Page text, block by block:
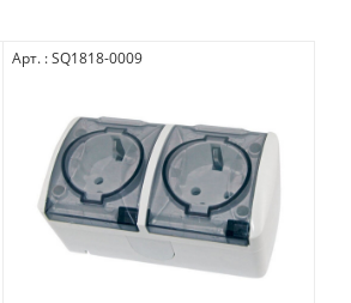
Арт. : SQ1818-0009